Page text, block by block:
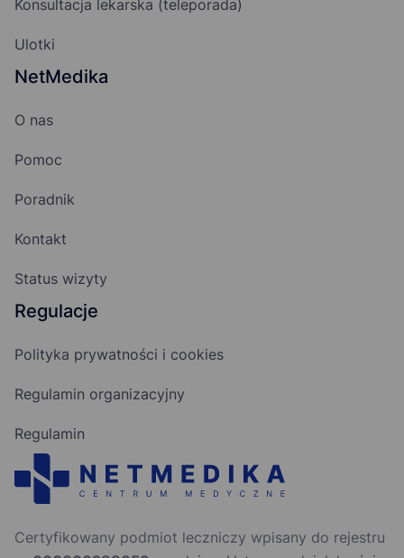
Certyfikowany podmiot leczniczy wpisany do rejestru
Konsultacja lekarska (teleporada)
Ulotki
NetMedika
O nas
Pomoc
Poradnik
Kontakt
Status wizyty
Regulacje
Polityka prywatności i cookies
Regulamin organizacyjny
Regulamin